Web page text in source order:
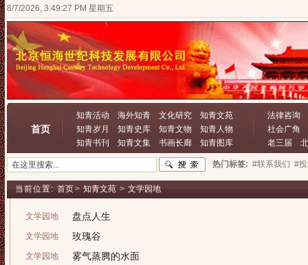
8/7/2026, 3:49:27 PM 星期五
首页
知青活动 海外知青 文化研究
知青文苑
知青岁月
知青史库 知青文物
知青人物
知青书刊
知青文集 书画长廊 知青图库
法律咨询
社会广角
老三届
热门标签: #联系我们 #
当前位置: 首页> 知青文苑 > 文学园地
文学园地 盘点人生
文学园地 玫瑰谷
文学园地 雾气蒸腾的水面